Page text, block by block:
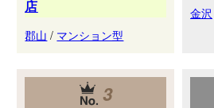
店
郡山 / マンション型
金沢
3